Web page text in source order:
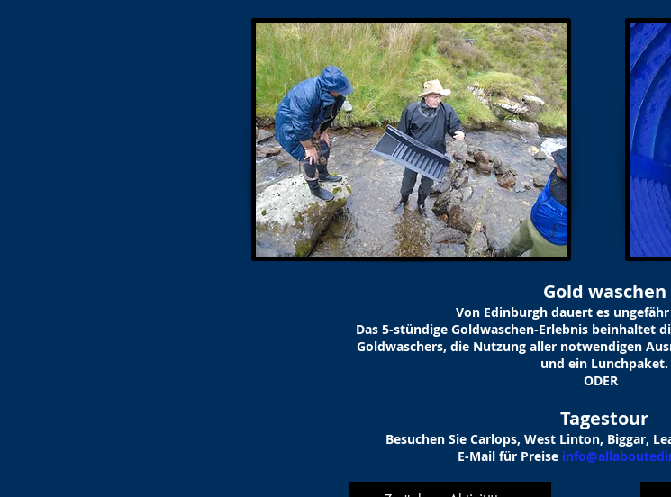
Gold waschen
Von Edinburgh dauert es ungefähr
Das 5-stündige Goldwaschen-Erlebnis beinhaltet
Goldwaschers, die Nutzung aller notwendigen
und ein Lunchpaket.
ODER
Tagestour
Besuchen Sie Carlops, West Linton, Biggar,
E-Mail für Preise